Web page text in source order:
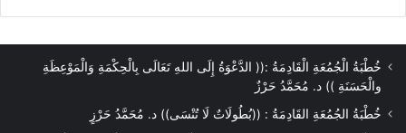
خُطْبَةُ الْجُمُعَةِ الْقَادِمَةُ :(( الدَّعْوَةُ إِلَى اللهِ تَعَالَى بِالْحِكْمَةِ وَالْمَوْعِظَةِ
والْحَسَنَةِ )) د. مُحَمَّدُ حَرْزٌ
خُطْبَةُ الجُمُعَةِ القَادِمَةُ : ((بُطُولَاتٌ لَا تُنْسَى)) د. مُحَمَّدُ حَرْزٍ